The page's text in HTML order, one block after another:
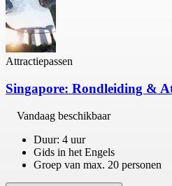
Attractiepassen
Singapore: Rondleiding &
Vandaag beschikbaar
Duur: 4 uur
Gids in het Engels
Groep van max. 20 personen